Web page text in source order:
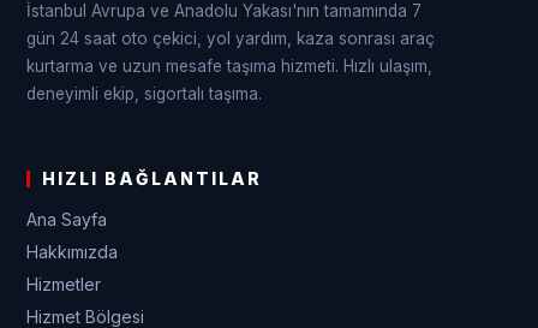
İstanbul Avrupa ve Anadolu Yakası'nın tamamında 7
gün 24 saat oto çekici, yol yardım, kaza sonrası araç
kurtarma ve uzun mesafe taşıma hizmeti. Hızlı ulaşım,
deneyimli ekip, sigortalı taşıma.
HIZLI BAĞLANTILAR
Ana Sayfa
Hakkımızda
Hizmetler
Hizmet Bölgesi